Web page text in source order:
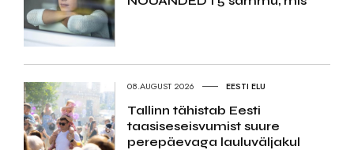
08.AUGUST 2026 EESTI ELU
Tallinn tähistab Eesti
taasiseseisvumist suure
perepäevaga lauluväljakul